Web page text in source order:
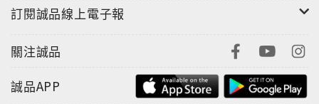
訂閱誠品線上電子報
關注誠品
誠品APP